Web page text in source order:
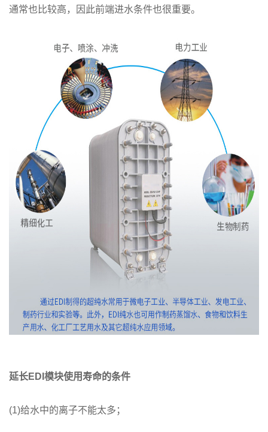
通常也比较高，因此前端进水条件也很重要。
延长EDI模块使用寿命的条件
(1)给水中的离子不能太多；